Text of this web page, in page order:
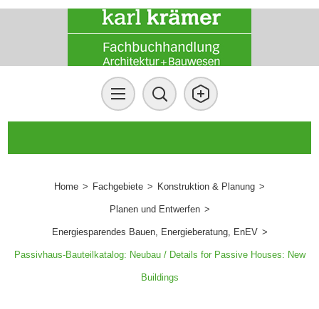
Home > Fachgebiete > Konstruktion & Planung >
Planen und Entwerfen >
Energiesparendes Bauen, Energieberatung, EnEV >
Passivhaus-Bauteilkatalog: Neubau / Details for Passive Houses: New
Buildings